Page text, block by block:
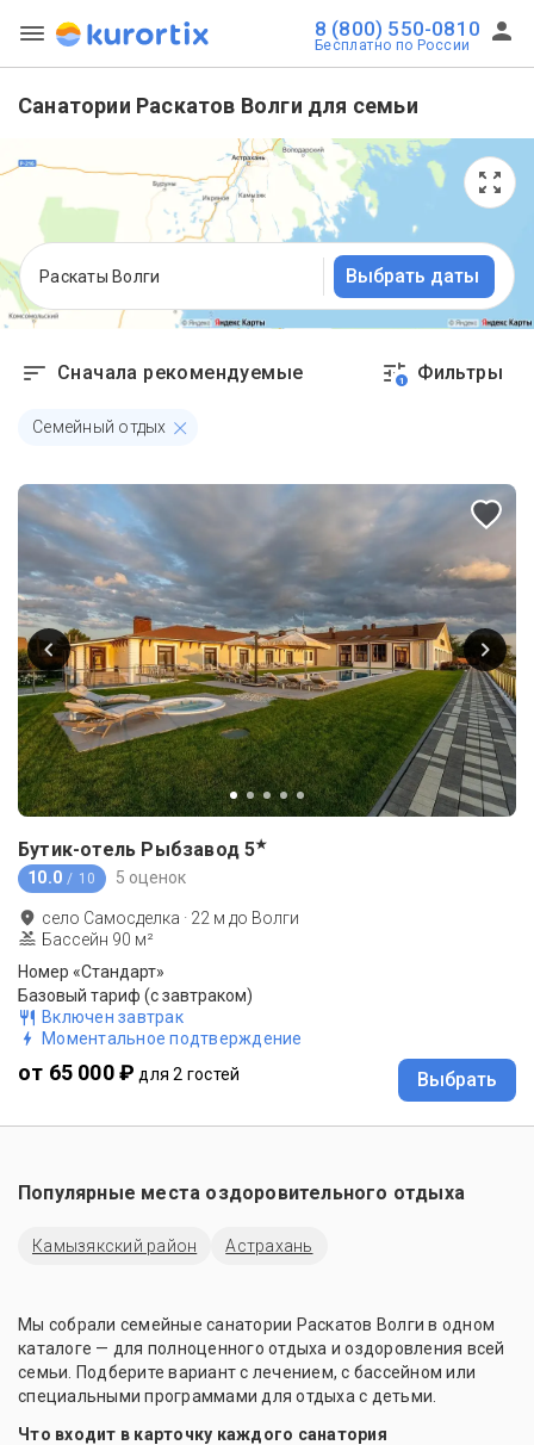
8 (800) 550-0810
Бесплатно по России
Санатории Раскатов Волги для семьи
Раскаты Волги Выбрать даты
Сначала рекомендуемые 1 Фильтры
Семейный отдых
Бутик-отель Рыбзавод 5★
10.0 / 10 5 оценок
село Самосделка · 22 м до Волги
Бассейн 90 м²
Номер «Стандарт»
Базовый тариф (с завтраком)
Включен завтрак
Моментальное подтверждение
от 65 000 ₽ для 2 гостей Выбрать
Популярные места оздоровительного отдыха
Камызякский район Астрахань
Мы собрали семейные санатории Раскатов Волги в одном
каталоге — для полноценного отдыха и оздоровления всей
семьи. Подберите вариант с лечением, с бассейном или
специальными программами для отдыха с детьми.
Что входит в карточку каждого санатория